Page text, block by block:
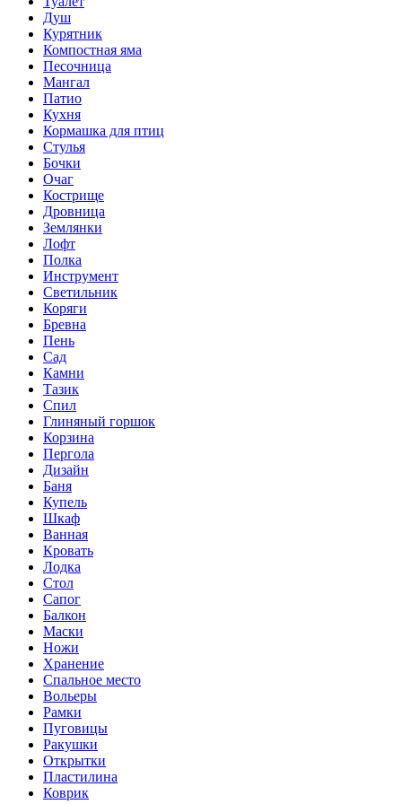
Душ
Курятник
Компостная яма
Песочница
Мангал
Патио
Кухня
Кормашка для птиц
Стулья
Бочки
Очаг
Кострище
Дровница
Землянки
Лофт
Полка
Инструмент
Светильник
Коряги
Бревна
Пень
Сад
Камни
Тазик
Спил
Глиняный горшок
Корзина
Пергола
Дизайн
Баня
Купель
Шкаф
Ванная
Кровать
Лодка
Стол
Сапог
Балкон
Маски
Ножи
Хранение
Спальное место
Вольеры
Рамки
Пуговицы
Ракушки
Открытки
Пластилина
Коврик